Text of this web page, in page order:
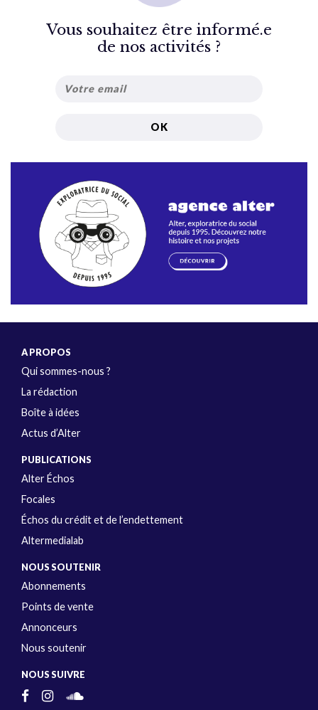
Vous souhaitez être informé.e
de nos activités ?
A PROPOS
Qui sommes-nous ?
La rédaction
Boîte à idées
Actus d’Alter
PUBLICATIONS
Alter Échos
Focales
Échos du crédit et de l’endettement
Altermedialab
NOUS SOUTENIR
Abonnements
Points de vente
Annonceurs
Nous soutenir
NOUS SUIVRE